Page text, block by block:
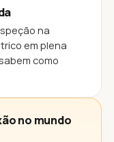
na
em plena
como
no mundo